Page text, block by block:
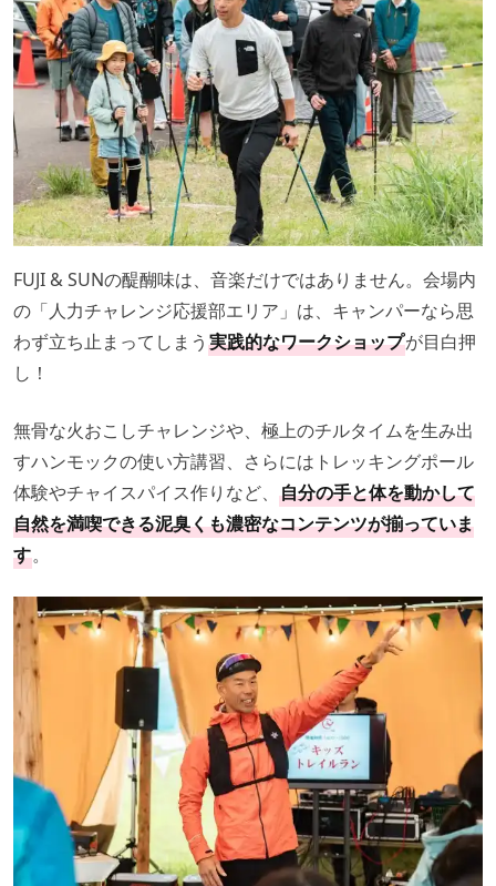
FUJI & SUNの醍醐味は、音楽だけではありません。会場内
の「人力チャレンジ応援部エリア」は、キャンパーなら思
わず立ち止まってしまう 実践的なワークショップが目白押
し！
無骨な火おこしチャレンジや、極上のチルタイムを生み出
すハンモックの使い方講習、さらにはトレッキングポール
体験やチャイスパイス作りなど、 自分の手と体を動かして
自然を満喫できる泥臭くも濃密なコンテンツが揃っていま
す。